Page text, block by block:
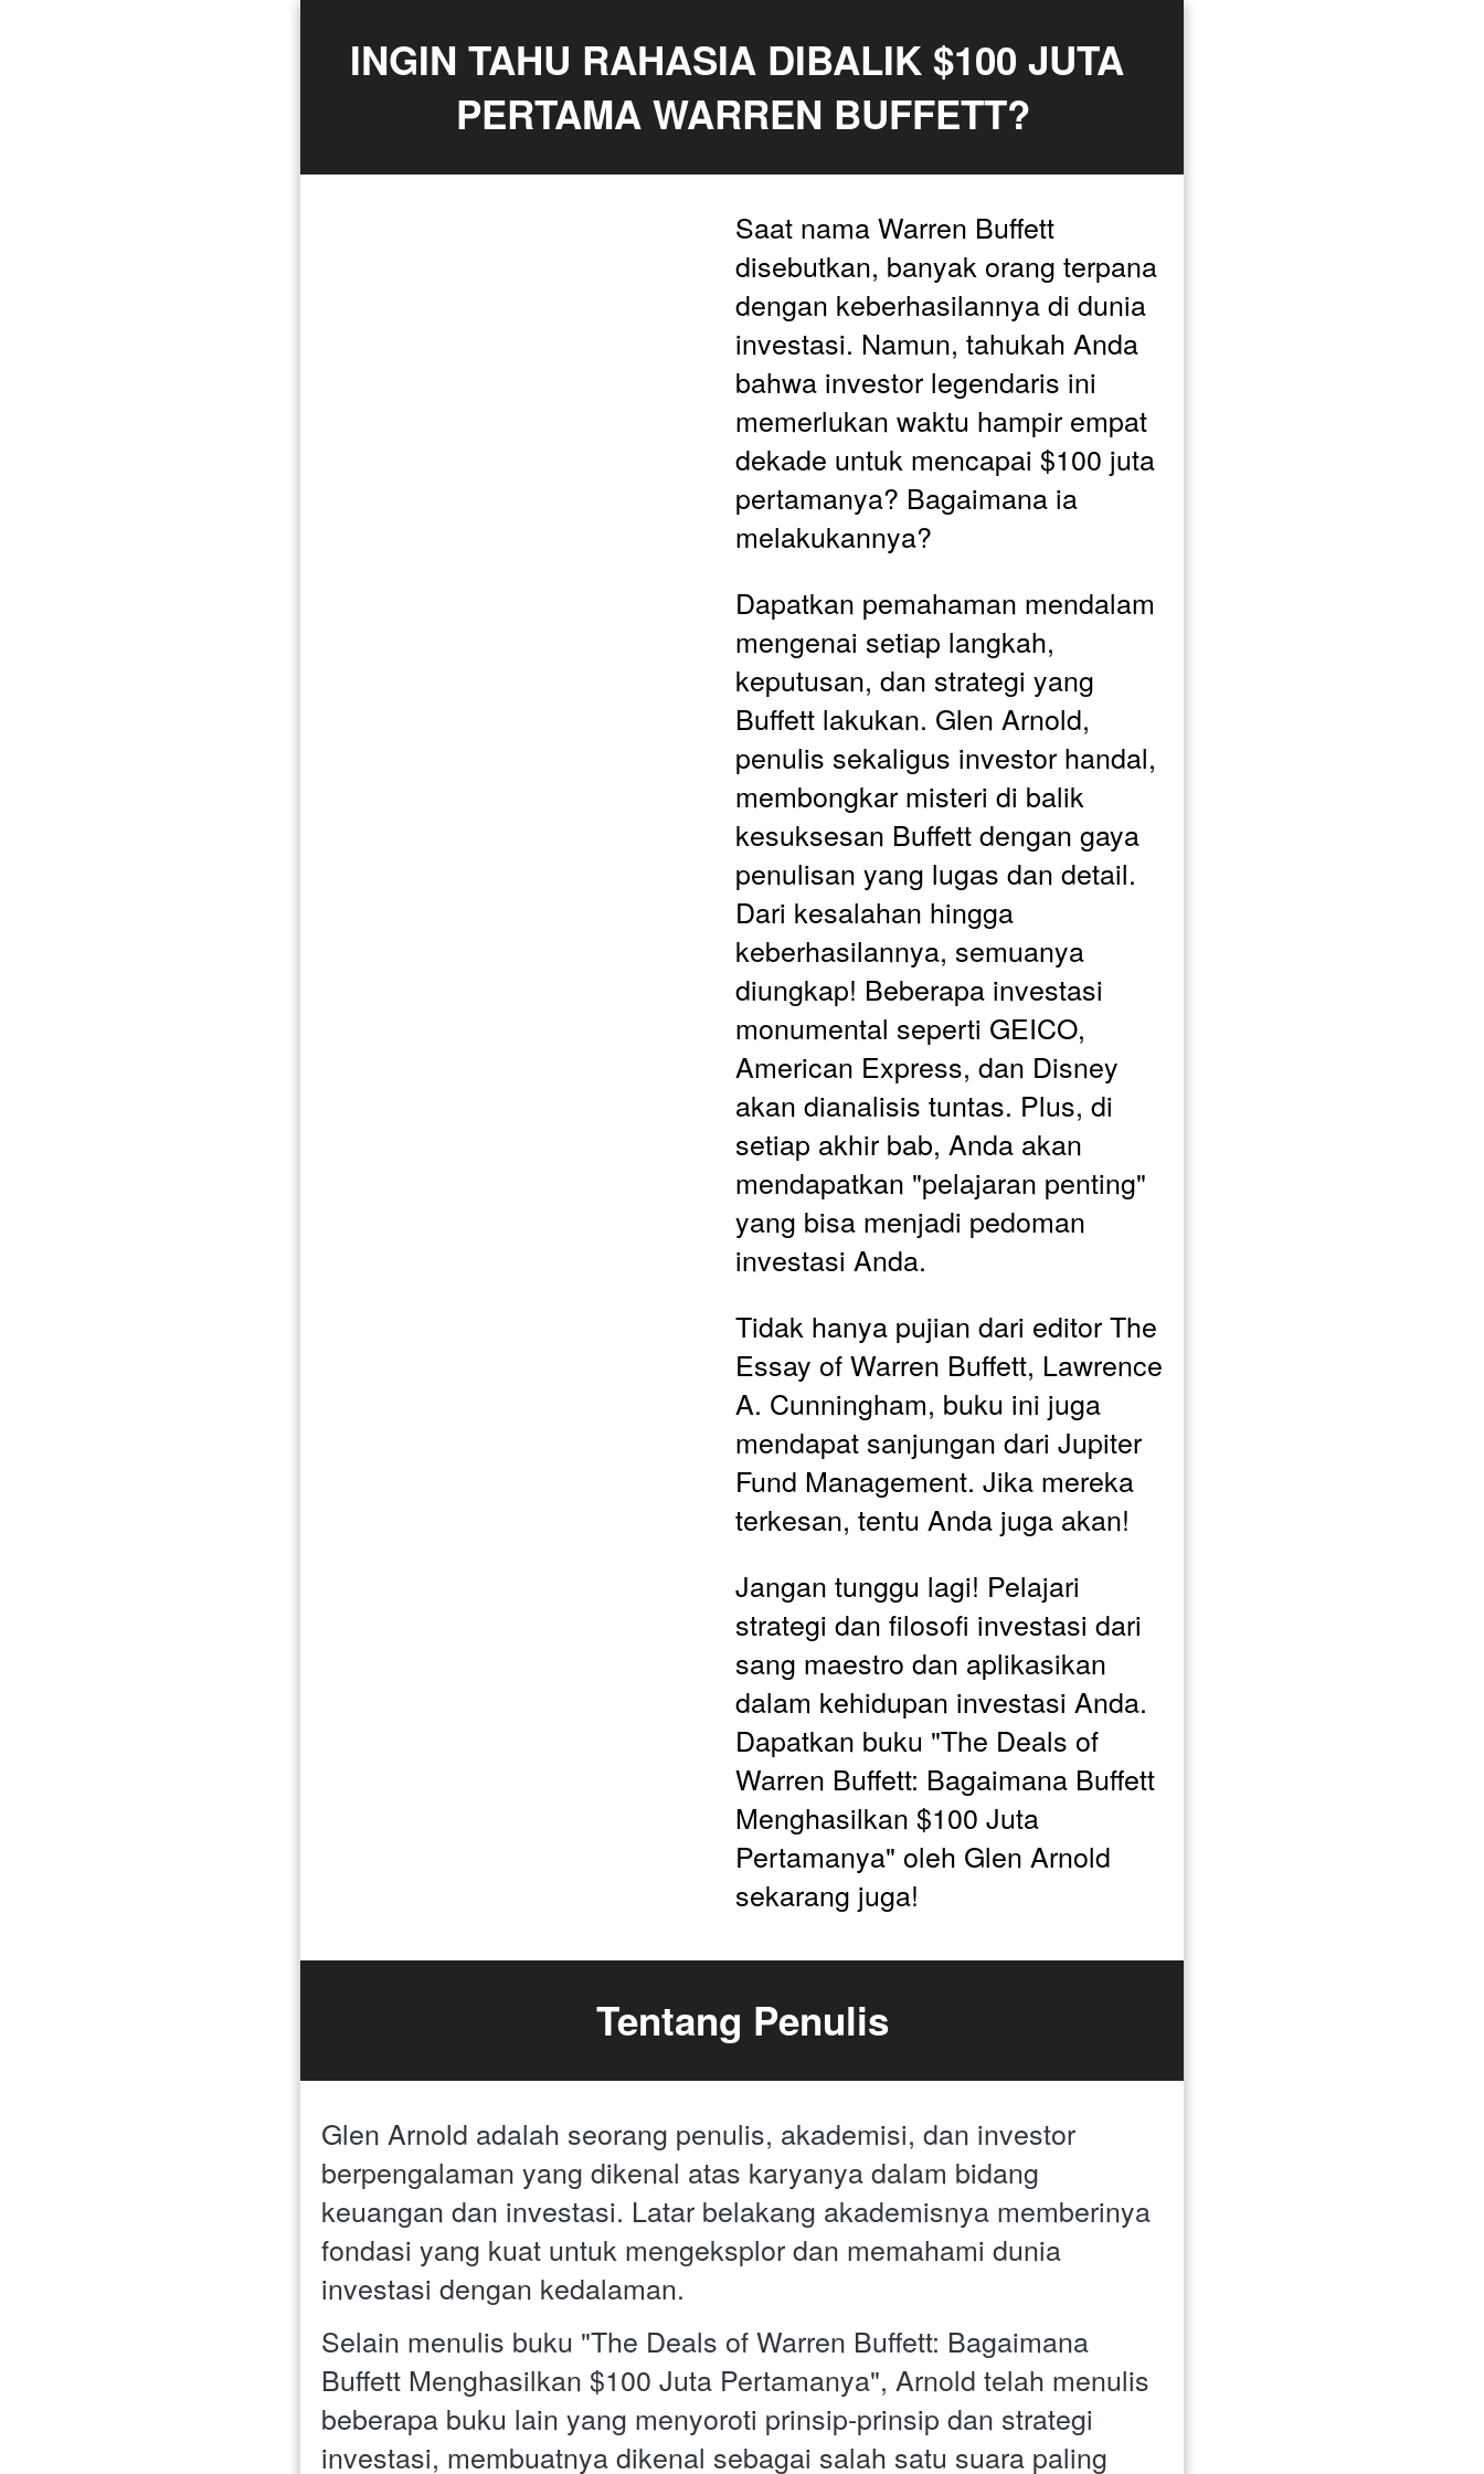
INGIN TAHU RAHASIA DIBALIK $100 JUTA
PERTAMA WARREN BUFFETT?
Saat nama Warren Buffett
disebutkan, banyak orang terpana
dengan keberhasilannya di dunia
investasi. Namun, tahukah Anda
bahwa investor legendaris ini
memerlukan waktu hampir empat
dekade untuk mencapai $100 juta
pertamanya? Bagaimana ia
melakukannya?
Dapatkan pemahaman mendalam
mengenai setiap langkah,
keputusan, dan strategi yang
Buffett lakukan. Glen Arnold,
penulis sekaligus investor handal,
membongkar misteri di balik
kesuksesan Buffett dengan gaya
penulisan yang lugas dan detail.
Dari kesalahan hingga
keberhasilannya, semuanya
diungkap! Beberapa investasi
monumental seperti GEICO,
American Express, dan Disney
akan dianalisis tuntas. Plus, di
setiap akhir bab, Anda akan
mendapatkan "pelajaran penting"
yang bisa menjadi pedoman
investasi Anda.
Tidak hanya pujian dari editor The
Essay of Warren Buffett, Lawrence
A. Cunningham, buku ini juga
mendapat sanjungan dari Jupiter
Fund Management. Jika mereka
terkesan, tentu Anda juga akan!
Jangan tunggu lagi! Pelajari
strategi dan filosofi investasi dari
sang maestro dan aplikasikan
dalam kehidupan investasi Anda.
Dapatkan buku "The Deals of
Warren Buffett: Bagaimana Buffett
Menghasilkan $100 Juta
Pertamanya" oleh Glen Arnold
sekarang juga!
Tentang Penulis
Glen Arnold adalah seorang penulis, akademisi, dan investor
berpengalaman yang dikenal atas karyanya dalam bidang
keuangan dan investasi. Latar belakang akademisnya memberinya
fondasi yang kuat untuk mengeksplor dan memahami dunia
investasi dengan kedalaman.
Selain menulis buku "The Deals of Warren Buffett: Bagaimana
Buffett Menghasilkan $100 Juta Pertamanya", Arnold telah menulis
beberapa buku lain yang menyoroti prinsip-prinsip dan strategi
investasi, membuatnya dikenal sebagai salah satu suara paling